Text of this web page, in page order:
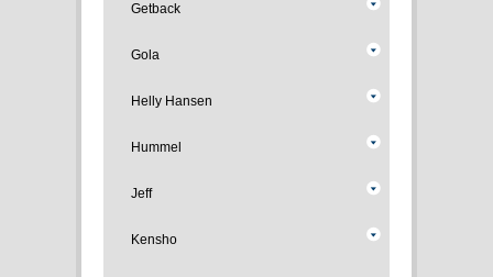
Getback
Gola
Helly Hansen
Hummel
Jeff
Kensho